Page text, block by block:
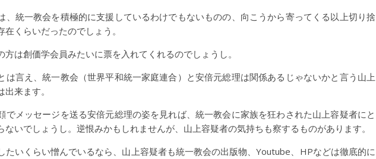
、統一教会を積極的に支援しているわけでもないものの、向こうから寄ってくる以上切り捨
くらいだったのでしょう。
方は創価学会員みたいに票を入れてくれるのでしょうし。
は言え、統一教会（世界平和統一家庭連合）と安倍元総理は関係あるじゃないかと言う山上
来ます。
でメッセージを送る安倍元総理の姿を見れば、統一教会に家族を狂わされた山上容疑者にと
ないでしょうし。逆恨みかもしれませんが、山上容疑者の気持ちも察するものがあります。
たいくらい憎んでいるなら、山上容疑者も統一教会の出版物、Youtube、HPなどは徹底的に